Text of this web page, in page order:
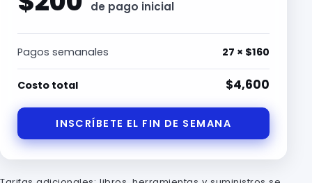
de pago inicial
Pagos semanales 27 × $160
Costo total $4,600
INSCRÍBETE EL FIN DE SEMANA